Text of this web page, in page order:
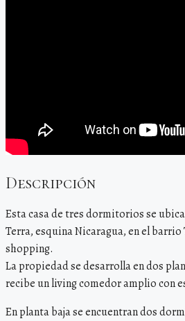
Descripción
Esta casa de tres dormitorios se
Terra, esquina Nicaragua, en el
shopping.
La propiedad se desarrolla en dos
recibe un living comedor amplio con
En planta baja se encuentran dos